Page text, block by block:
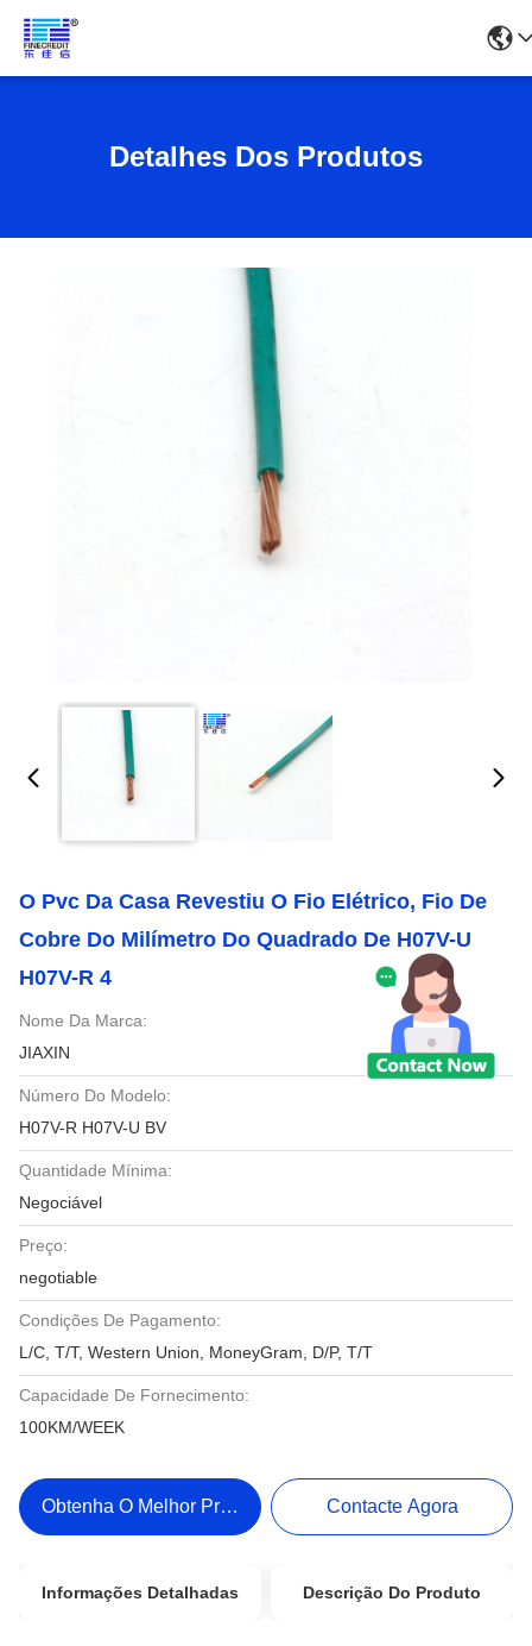
Detalhes Dos Produtos
O Pvc Da Casa Revestiu O Fio Elétrico, Fio De
Cobre Do Milímetro Do Quadrado De H07V-U
H07V-R 4
Nome Da Marca:
JIAXIN
Número Do Modelo:
H07V-R H07V-U BV
Quantidade Mínima:
Negociável
Preço:
negotiable
Condições De Pagamento:
L/C, T/T, Western Union, MoneyGram, D/P, T/T
Capacidade De Fornecimento:
100KM/WEEK
Obtenha O Melhor Preço Contacte Agora
Informações Detalhadas Descrição Do Produto